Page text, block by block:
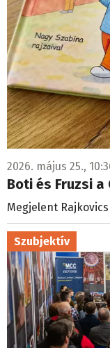
2026. május 25.,
Boti és Fruzsi
Megjelent
Szubjektív